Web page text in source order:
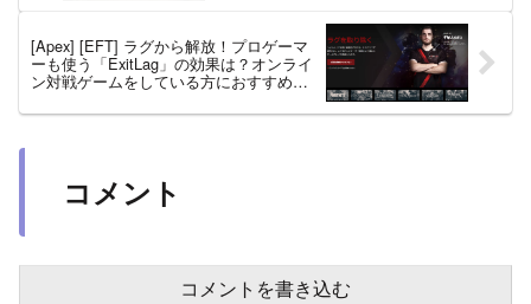
[Apex] [EFT] ラグから解放！プロゲーマ
ーも使う「ExitLag」の効果は？オンライ
ン対戦ゲームをしている方におすすめ。
コメント
コメントを書き込む